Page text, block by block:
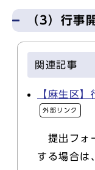
（3）行事
関連記事
【麻生区
外部リンク
提出フォ
する場合は